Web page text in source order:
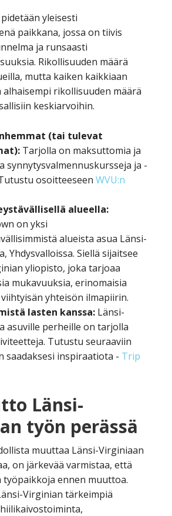
yleisesti
paikkana, jossa on tiivis
ja runsaasti
Rikollisuuden määrä
mutta kaiken kaikkiaan
alhaisempi rikollisuuden määrä
keskiarvoihin.
(tai tulevat
Tarjolla on maksuttomia ja
synnytysvalmennuskursseja ja -
osoitteeseen WVU:n
alueella:
on yksi
alueista asua Länsi-
Yhdysvalloissa. Siellä sijaitsee
yliopisto, joka tarjoaa
mukavuuksia, erinomaisia
yhteisön ilmapiirin.
lasten kanssa: Länsi-
asuville perheille on tarjolla
Tutustu seuraaviin
saadaksesi inspiraatiota - Trip
Länsi-
työn perässä
muuttaa Länsi-Virginiaan
on järkevää varmistaa, että
työpaikkoja ennen muuttoa.
Virginian tärkeimpiä